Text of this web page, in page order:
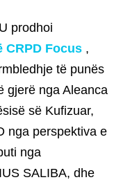
prodhoi
CRPD Focus ,
të punës
gjerë nga Aleanca
së Kufizuar,
nga perspektiva e
nga
SALIBA, dhe